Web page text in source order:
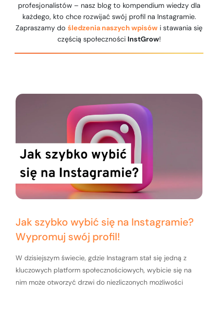
profesjonalistów – nasz blog to kompendium wiedzy dla
każdego, kto chce rozwijać swój profil na Instagramie.
Zapraszamy do śledzenia naszych wpisów i stawania się
częścią społeczności InstGrow!
Jak szybko wybić się na Instagramie?
Wypromuj swój profil!
W dzisiejszym świecie, gdzie Instagram stał się jedną z
kluczowych platform społecznościowych, wybicie się na
nim może otworzyć drzwi do niezliczonych możliwości